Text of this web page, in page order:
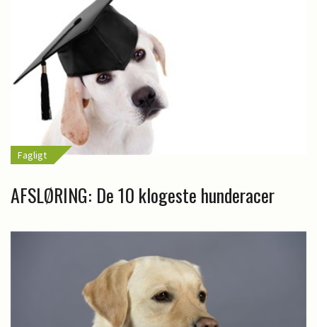
Fagligt
AFSLØRING: De 10 klogeste hunderacer